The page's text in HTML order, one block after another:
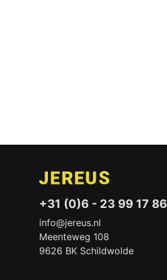
+31 (0)6 - 23 99 17 86
info@jereus.nl
Meenteweg 108
9626 BK Schildwolde